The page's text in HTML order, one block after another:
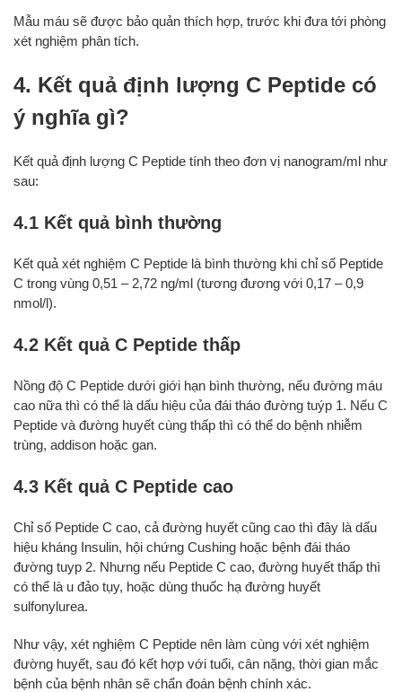
Mẫu máu sẽ được bảo quản thích hợp, trước khi đưa tới phòng
xét nghiệm phân tích.
4. Kết quả định lượng C Peptide có
ý nghĩa gì?
Kết quả định lượng C Peptide tính theo đơn vị nanogram/ml như
sau:
4.1 Kết quả bình thường
Kết quả xét nghiệm C Peptide là bình thường khi chỉ số Peptide
C trong vùng 0,51 – 2,72 ng/ml (tương đương với 0,17 – 0,9
nmol/l).
4.2 Kết quả C Peptide thấp
Nồng độ C Peptide dưới giới hạn bình thường, nếu đường máu
cao nữa thì có thể là dấu hiệu của đái tháo đường tuýp 1. Nếu C
Peptide và đường huyết cùng thấp thì có thể do bệnh nhiễm
trùng, addison hoặc gan.
4.3 Kết quả C Peptide cao
Chỉ số Peptide C cao, cả đường huyết cũng cao thì đây là dấu
hiệu kháng Insulin, hội chứng Cushing hoặc bệnh đái tháo
đường tuyp 2. Nhưng nếu Peptide C cao, đường huyết thấp thì
có thể là u đảo tụy, hoặc dùng thuốc hạ đường huyết
sulfonylurea.
Như vậy, xét nghiệm C Peptide nên làm cùng với xét nghiệm
đường huyết, sau đó kết hợp với tuổi, cân nặng, thời gian mắc
bệnh của bệnh nhân sẽ chẩn đoán bệnh chính xác.